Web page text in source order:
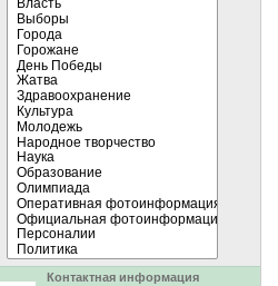
Контактная информация